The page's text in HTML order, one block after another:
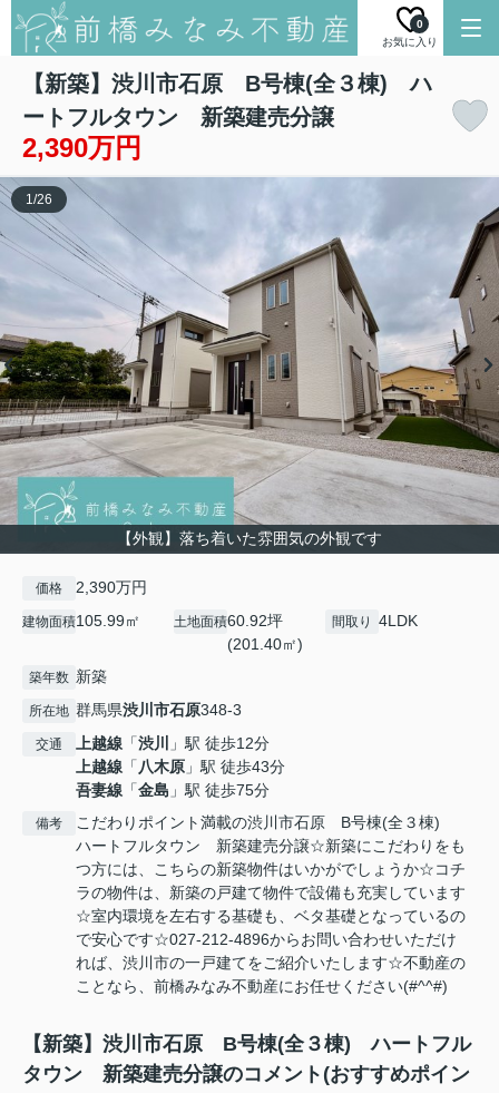
お気に入り
0
【新築】渋川市石原 B号棟(全３棟) ハ
ートフルタウン 新築建売分譲
2,390万円
【外観】落ち着いた雰囲気の外観です
1/26
価格 2,390万円
建物面積105.99㎡ 土地面積60.92坪
(201.40㎡)
間取り 4LDK
築年数 新築
所在地 群馬県渋川市石原348-3
交通 上越線 「渋川
」駅 徒歩12分
上越線 「八木原 」駅 徒歩43分
吾妻線 「金島 」駅 徒歩75分
備考
こだわりポイント満載の渋川市石原 B号棟(全３棟)
ハートフルタウン 新築建売分譲☆新築にこだわりをも
つ方には、こちらの新築物件はいかがでしょうか☆コチ
ラの物件は、新築の戸建て物件で設備も充実しています
☆室内環境を左右する基礎も、ベタ基礎となっているの
で安心です☆027-212-4896からお問い合わせいただけ
れば、渋川市の一戸建てをご紹介いたします☆不動産の
ことなら、前橋みなみ不動産にお任せください(#^^#)
【新築】渋川市石原 B号棟(全３棟) ハートフル
タウン 新築建売分譲のコメント(おすすめポイン